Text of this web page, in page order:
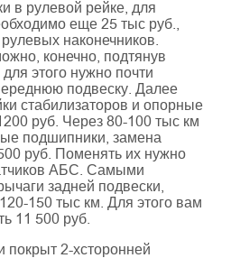
в рулевой рейке, для
еще 25 тыс руб.,
наконечников.
конечно, подтянув
этого нужно почти
подвеску. Далее
стабилизаторов и опорные
руб. Через 80-100 тыс км
подшипники, замена
руб. Поменять их нужно
АБС. Самыми
задней подвески,
150 тыс км. Для этого вам
11 500 руб.
покрыт 2-хсторонней